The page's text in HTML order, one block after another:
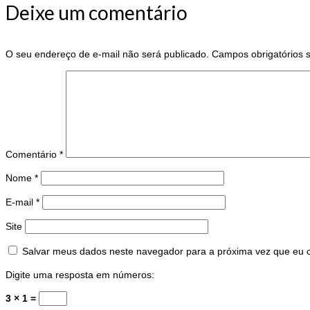
Deixe um comentário
O seu endereço de e-mail não será publicado. Campos obrigatórios
Comentário *
Nome *
E-mail *
Site
Salvar meus dados neste navegador para a próxima vez que eu
Digite uma resposta em números:
3 × 1 =